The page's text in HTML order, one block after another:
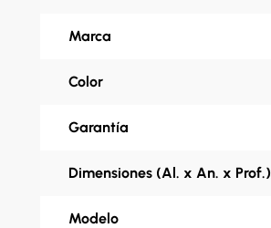
Marca
Color
Garantía
Dimensiones (Al. x An. x Prof.)
Modelo